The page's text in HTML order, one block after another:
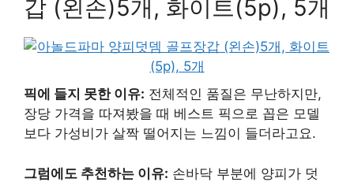
갑 (왼손)5개, 화이트(5p), 5개
픽에 들지 못한 이유: 전체적인 품질은 무난하지만,
장당 가격을 따져봤을 때 베스트 픽으로 꼽은 모델
보다 가성비가 살짝 떨어지는 느낌이 들더라고요.
그럼에도 추천하는 이유: 손바닥 부분에 양피가 덧